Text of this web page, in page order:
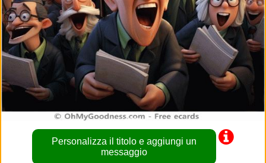
Personalizza il titolo e aggiungi un
messaggio